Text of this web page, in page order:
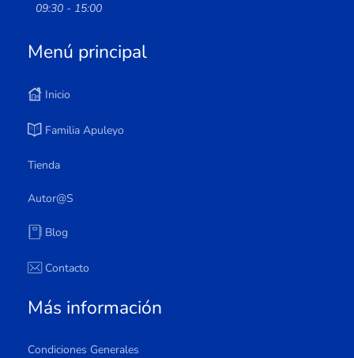
09:30 - 15:00
Menú principal
Inicio
Familia Apuleyo
Tienda
Autor@s
Blog
Contacto
Más información
Condiciones Generales